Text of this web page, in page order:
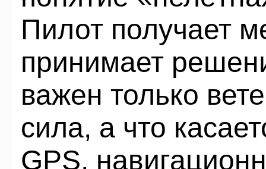
Пилот получает
принимает
важен только
сила, а что
GPS,